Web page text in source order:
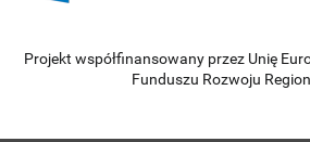
Projekt współfinansowany przez Unię
Funduszu Rozwoju